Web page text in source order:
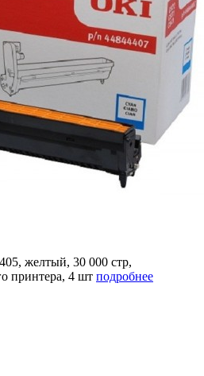
желтый, 30 000 стр,
принтера, 4 шт подробнее